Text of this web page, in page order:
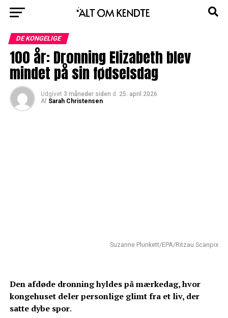
DE KONGELIGE
100 år: Dronning Elizabeth blev
mindet på sin fødselsdag
Udgivet 3 måneder siden d. 25. april 2026
Af Sarah Christensen
Suzanne Plunkett/EPA/Ritzau Scanpix
Den afdøde dronning hyldes på mærkedag, hvor
kongehuset deler personlige glimt fra et liv, der
satte dybe spor.